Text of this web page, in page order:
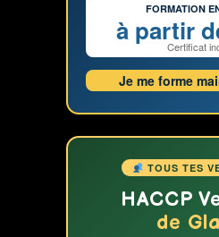
FORMATION
à partir
Certificat
Je me forme
TOUS TES
HACCP
de